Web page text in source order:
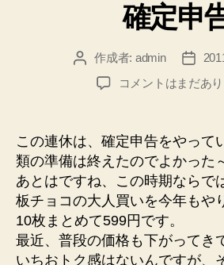
ゴ
リ
確定申
投 作成者: admin
投
稿
確
告
へ
の
コメントはまだあ
この連休は、確定申告をやって
類の準備は終えたのでよかった
あとはですね、この時期ならで
板チョコの大人買いを今年もや
10枚まとめて599円です。
最近、普段の価格も下がってき
いちおトク感はないんですが、